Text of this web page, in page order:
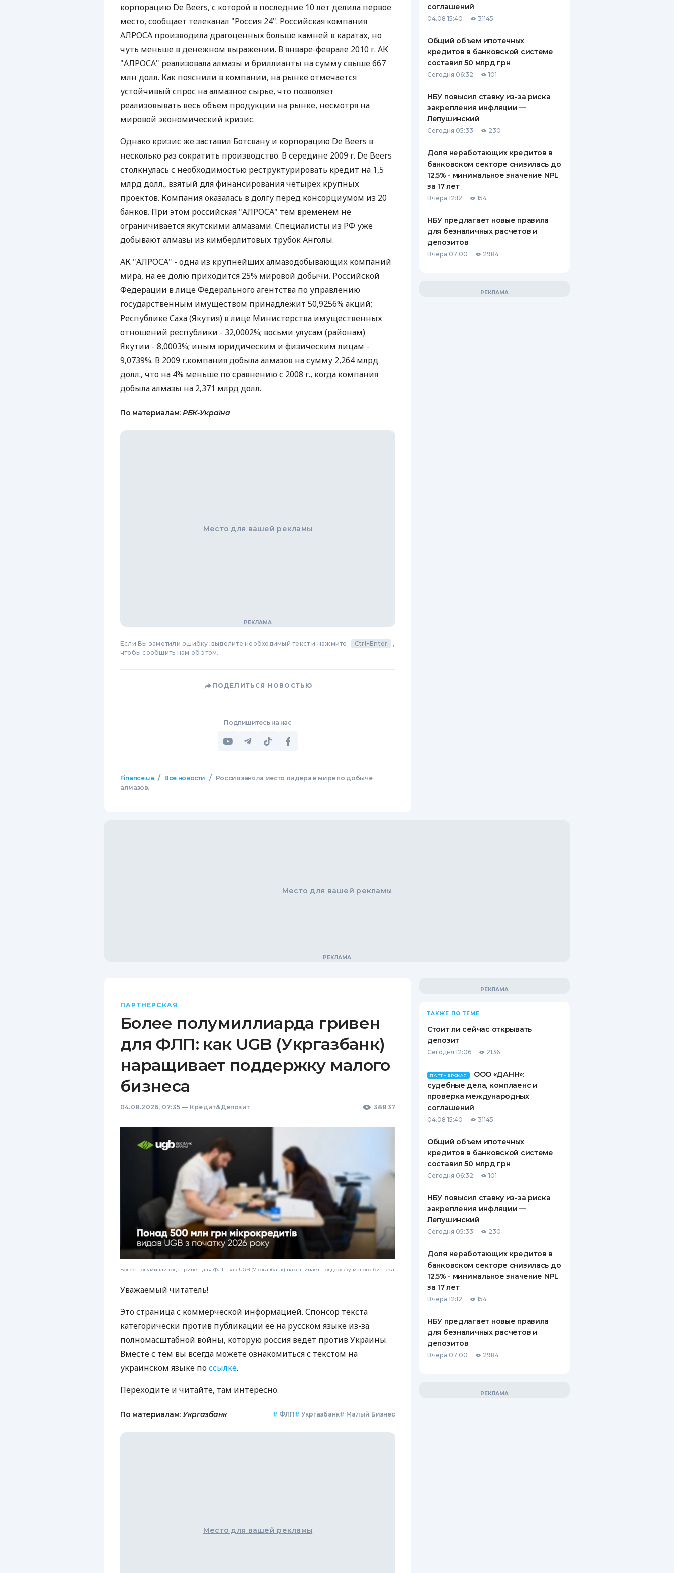
КЕШБЭКА
ПУТЕВОДИТЕЛИ ПО
ПУТЕВОДИТЕЛИ ПО
ВСЕ СТРАХОВЫЕ ПОЛИСЫ
СТРАХОВЫЕ КОМПАНИИ
КОМПАНИЯХ
ДОСТАВКА И ОПЛАТА
КОНТАКТЫ
корпорацию De Beers, с которой в последние 10 лет делила первое
место, сообщает телеканал "Россия 24". Российская компания
АЛРОСА производила драгоценных больше камней в каратах, но
чуть меньше в денежном выражении. В январе-феврале 2010 г. АК
"АЛРОСА" реализовала алмазы и бриллианты на сумму свыше 667
млн долл. Как пояснили в компании, на рынке отмечается
устойчивый спрос на алмазное сырье, что позволяет
реализовывать весь объем продукции на рынке, несмотря на
мировой экономический кризис.
Однако кризис же заставил Ботсвану и корпорацию De Beers в
несколько раз сократить производство. В середине 2009 г. De Beers
столкнулась с необходимостью реструктурировать кредит на 1,5
млрд долл., взятый для финансирования четырех крупных
проектов. Компания оказалась в долгу перед консорциумом из 20
банков. При этом российская "АЛРОСА" тем временем не
ограничивается якутскими алмазами. Специалисты из РФ уже
добывают алмазы из кимберлитовых трубок Анголы.
АК "АЛРОСА" - одна из крупнейших алмазодобывающих компаний
мира, на ее долю приходится 25% мировой добычи. Российской
Федерации в лице Федерального агентства по управлению
государственным имуществом принадлежит 50,9256% акций;
Республике Саха (Якутия) в лице Министерства имущественных
отношений республики - 32,0002%; восьми улусам (районам)
Якутии - 8,0003%; иным юридическим и физическим лицам -
9,0739%. В 2009 г.компания добыла алмазов на сумму 2,264 млрд
долл., что на 4% меньше по сравнению с 2008 г., когда компания
добыла алмазы на 2,371 млрд долл.
По материалам: РБК-Україна
Место для вашей рекламы
Если Вы заметили ошибку, выделите необходимый текст и нажмите Ctrl+Enter
,
чтобы сообщить нам об этом.
ПОДЕЛИТЬСЯ НОВОСТЬЮ
Подпишитесь на нас
Finance.ua / Все новости /
Россия заняла место лидера в мире по добыче
алмазов.
соглашений
04.08 15:40 31145
Общий объем ипотечных
кредитов в банковской системе
составил 50 млрд грн
Сегодня 06:32 101
НБУ повысил ставку из-за риска
закрепления инфляции —
Лепушинский
Сегодня 05:33 230
Доля неработающих кредитов в
банковском секторе снизилась до
12,5% - минимальное значение NPL
за 17 лет
Вчера 12:12 154
НБУ предлагает новые правила
для безналичных расчетов и
депозитов
Вчера 07:00 2984
Место для вашей рекламы
ПАРТНЕРСКАЯ
Более полумиллиарда гривен
для ФЛП: как UGB (Укргазбанк)
наращивает поддержку малого
бизнеса
04.08.2026, 07:35 — Кредит&Депозит 38837
Более полумиллиарда гривен для ФЛП: как UGB (Укргазбанк) наращивает поддержку малого бизнеса
Уважаемый читатель!
Это страница с коммерческой информацией. Спонсор текста
категорически против публикации ее на русском языке из-за
полномасштабной войны, которую россия ведет против Украины.
Вместе с тем вы всегда можете ознакомиться с текстом на
украинском языке поссылке.
Переходите и читайте, там интересно.
По материалам: Укргазбанк # ФЛП# Укргазбанк# Малый Бизнес
Место для вашей рекламы
ТАКЖЕ ПО ТЕМЕ
Стоит ли сейчас открывать
депозит
Сегодня 12:06 2136
ПАРТНЕРСКАЯ
ООО «ДАНН»:
судебные дела, комплаенс и
проверка международных
соглашений
04.08 15:40 31145
Общий объем ипотечных
кредитов в банковской системе
составил 50 млрд грн
Сегодня 06:32 101
НБУ повысил ставку из-за риска
закрепления инфляции —
Лепушинский
Сегодня 05:33 230
Доля неработающих кредитов в
банковском секторе снизилась до
12,5% - минимальное значение NPL
за 17 лет
Вчера 12:12 154
НБУ предлагает новые правила
для безналичных расчетов и
депозитов
Вчера 07:00 2984